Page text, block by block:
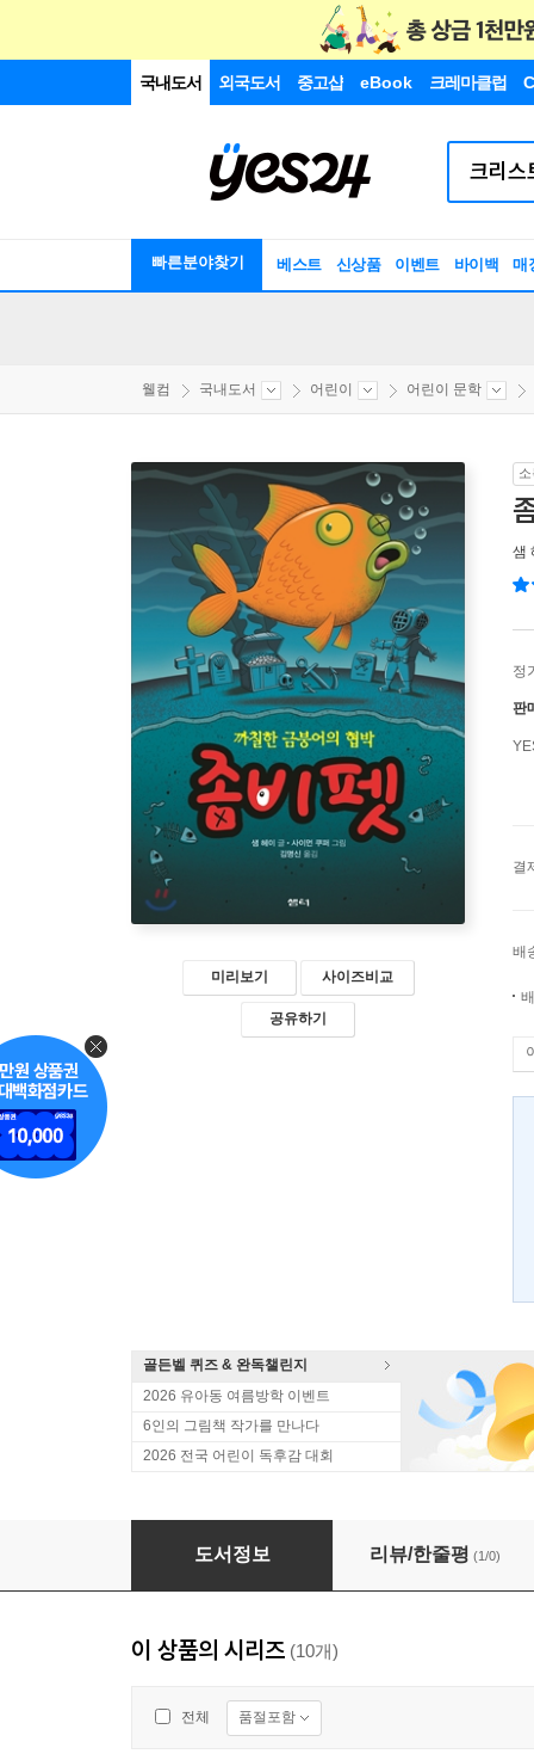
국내도서 외국도서 중고샵 eBook 크레마클럽
빠른분야찾기 베스트 신상품 이벤트 바이백 매
웰컴 국내도서 어린이 어린이 문학
미리보기 사이즈비교
공유하기
샘
정
판
결
배
골든벨 퀴즈 & 완독챌린지
2026 유아동 여름방학 이벤트
6인의 그림책 작가를 만나다
2026 전국 어린이 독후감 대회
좀비펫 4
도서정보 리뷰/한줄평 (1/0)
이 상품의 시리즈 (10개)
전체 품절포함